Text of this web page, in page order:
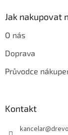
Jak nakupovat
O nás
Doprava
Průvodce
Kontakt
kancelar@